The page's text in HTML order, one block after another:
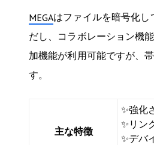
MEGAはファイルを暗号化
だし、コラボレーション機
加機能が利用可能ですが、
す。
主な特徴
✨強化
✨リン
✨デバ